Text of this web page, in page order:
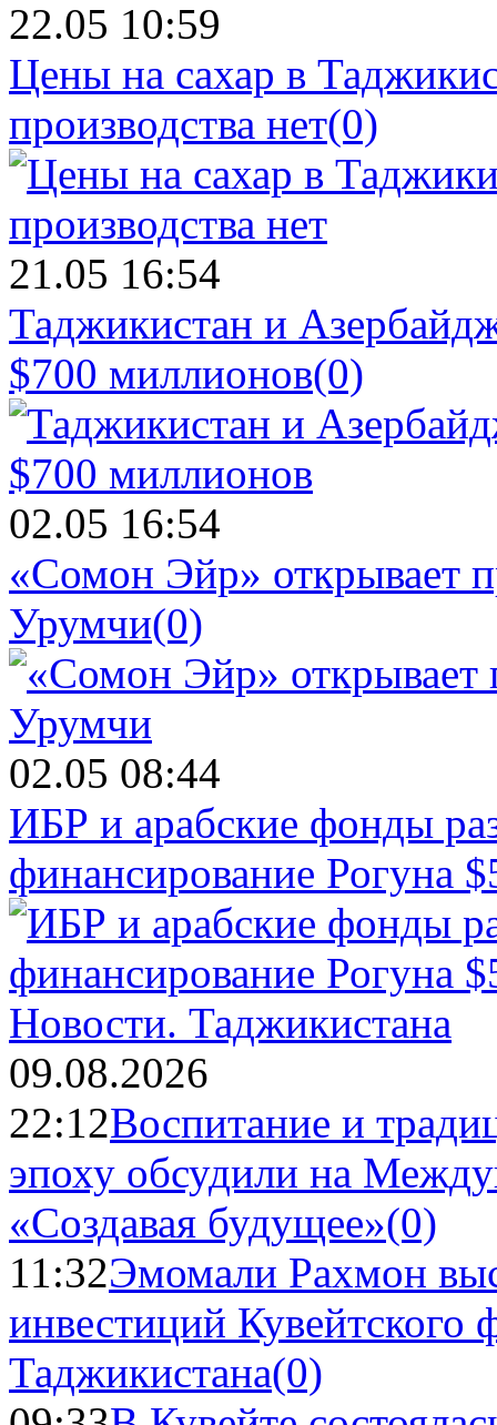
22.05 10:59
Цены на сахар в
производства нет(0)
21.05 16:54
Таджикистан и
$700 миллионов(0)
02.05 16:54
«Сомон Эйр» открывает
Урумчи(0)
02.05 08:44
ИБР и арабские фонды
финансирование Рогуна
Новости. Таджикистана
09.08.2026
22:12Воспитание и
эпоху обсудили на
«Создавая будущее»(0)
11:32Эмомали Рахмон
инвестиций Кувейтского
Таджикистана(0)